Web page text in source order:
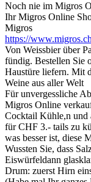
Noch nie im Migros
Ihr Migros Online
Migros
https://www.migros.ch
Von Weissbier über
fündig. Bestellen Sie
Haustüre liefern. Mit
Weine aus aller Welt
Für unvergessliche
Migros Online
Cocktail Kühle,n und
für CHF 3.- tails zu
was besser ist, diese
Wussten Sie, dass
Eiswürfeldann
Drum: zuerst Hirn